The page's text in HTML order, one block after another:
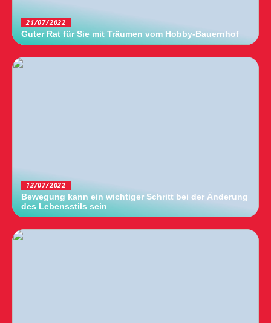
21/07/2022
Guter Rat für Sie mit Träumen vom Hobby-Bauernhof
12/07/2022
Bewegung kann ein wichtiger Schritt bei der Änderung
des Lebensstils sein